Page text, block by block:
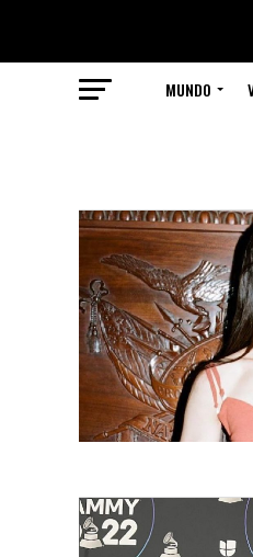
MUNDO